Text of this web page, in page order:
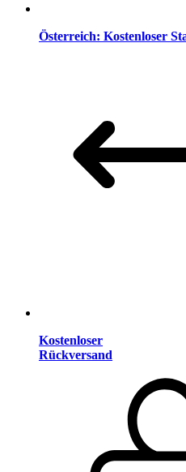
Österreich: Kostenloser
Kostenloser
Rückversand